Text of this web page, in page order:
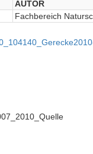
AUTOR
Fachbereich